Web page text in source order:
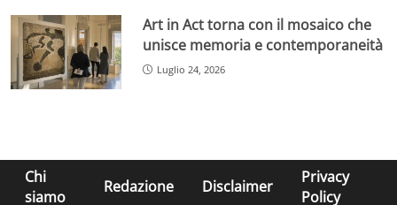
Art in Act torna con il mosaico che
unisce memoria e contemporaneità
Luglio 24, 2026
Chi
siamo
Redazione Disclaimer
Privacy
Policy